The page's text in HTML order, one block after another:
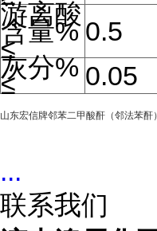
游离酸
含量%
≤
0.5
灰分%
≤ 0.05
山东宏信牌邻苯二甲酸酐（邻法苯酐
...
联系我们